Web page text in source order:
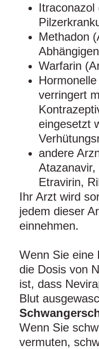
Itraconazol
Methadon
Warfarin
verringert
eingesetzt
andere
Etravirin,
Ihr Arzt wird
jedem dieser
einnehmen.
Wenn Sie eine
die Dosis von
ist, dass
Blut
Wenn Sie
vermuten,